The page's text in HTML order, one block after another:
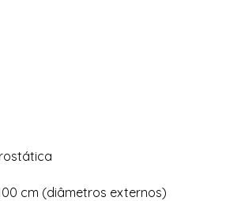
cm (diâmetros externos)